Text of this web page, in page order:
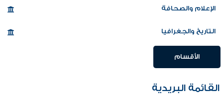
الإعلام والصحافة
التاريخ والجغرافيا
الأقسام
القائمة البريدية